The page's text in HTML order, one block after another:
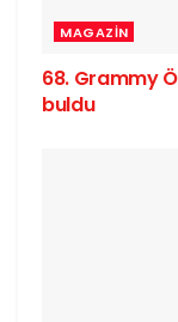
MAGAZIN
68. Grammy
buldu